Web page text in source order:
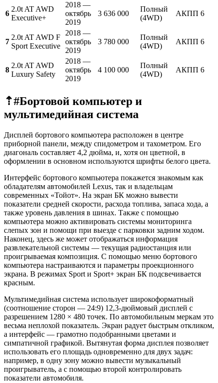
6
2.0t AT AWD
Executive+
2018 —
октябрь
2019
3 636 000
Полный
(4WD)
АКПП 6
7
2.0t AT AWD F
Sport Executive
2018 —
октябрь
2019
3 780 000
Полный
(4WD)
АКПП 6
8
2.0t AT AWD
Luxury Safety
2018 —
октябрь
2019
4 100 000
Полный
(4WD)
АКПП 6
⇡#Бортовой компьютер и
мультимедийная система
Дисплей бортового компьютера расположен в центре
приборной панели, между спидометром и тахометром. Его
диагональ составляет 4,2 дюйма, и, хотя он цветной, в
оформлении в основном используются шрифты белого цвета.
Интерфейс бортового компьютера покажется знакомым как
обладателям автомобилей Lexus, так и владельцам
современных «Тойот». На экран БК можно вывести
показатели средней скорости, расхода топлива, запаса хода, а
также уровень давления в шинах. Также с помощью
компьютера можно активировать системы мониторинга
слепых зон и помощи при выезде с парковки задним ходом.
Наконец, здесь же может отображаться информация
развлекательной системы — текущая радиостанция или
проигрываемая композиция. C помощью меню бортового
компьютера настраиваются и параметры проекционного
экрана. В режимах Sport и Sport+ экран БК подсвечивается
красным.
Мультимедийная система использует широкоформатный
(соотношение сторон — 24:9) 12,3-дюймовый дисплей с
разрешением 1280 × 480 точек. По автомобильным меркам это
весьма неплохой показатель. Экран радует быстрым откликом,
а интерфейс — грамотно подобранными цветами и
симпатичной графикой. Вытянутая форма дисплея позволяет
использовать его площадь одновременно для двух задач:
например, в одну зону можно вывести музыкальный
проигрыватель, а с помощью второй контролировать
показатели автомобиля.